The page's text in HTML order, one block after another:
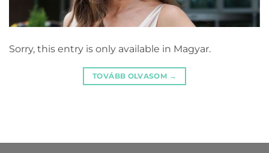
Sorry, this entry is only available in Magyar.
TOVÁBB OLVASOM →